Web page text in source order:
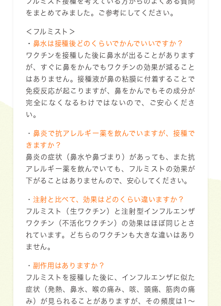
をまとめてみました。ご参考にしてください。
＜フルミスト＞
・ 鼻水は接種後どのくらいでかんでいいですか？
ワクチンを接種した後に鼻水が出ることがあります
が、すぐに鼻をかんでもワクチンの効果が減ること
はありません。接種液が鼻の粘膜に付着することで
免疫反応が起こりますが、鼻をかんでもその成分が
完全になくなるわけではないので、ご安心くださ
い。
・ 鼻炎で抗アレルギー薬を飲んでいますが、接種で
きますか？
鼻炎の症状（鼻水や鼻づまり）があっても、また抗
アレルギー薬を飲んでいても、フルミストの効果が
下がることはありませんので、安心してください。
・ 注射と比べて、効果はどのくらい違いますか？
フルミスト（生ワクチン）と注射型インフルエンザ
ワクチン（不活化ワクチン）の効果はほぼ同じとさ
れています。どちらのワクチンも大きな違いはあり
ません。
・ 副作用はありますか？
フルミストを接種した後に、インフルエンザに似た
症状（発熱、鼻水、喉の痛み、咳、頭痛、筋肉の痛
み）が見られることがありますが、その頻度は1〜